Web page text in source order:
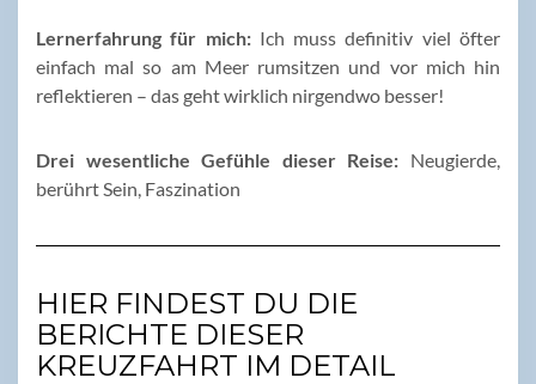
Lernerfahrung für mich: Ich muss definitiv viel öfter
einfach mal so am Meer rumsitzen und vor mich hin
reflektieren – das geht wirklich nirgendwo besser!
Drei wesentliche Gefühle dieser Reise: Neugierde,
berührt Sein, Faszination
HIER FINDEST DU DIE
BERICHTE DIESER
KREUZFAHRT IM DETAIL